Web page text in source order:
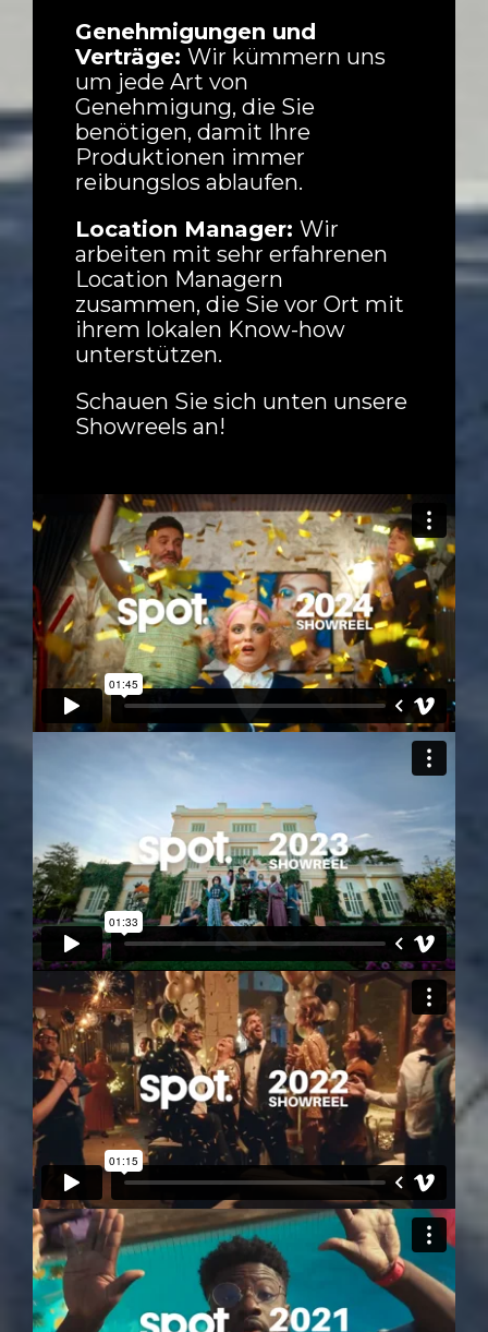
Genehmigungen und
Verträge: Wir kümmern uns
um jede Art von
Genehmigung, die Sie
benötigen, damit Ihre
Produktionen immer
reibungslos ablaufen.
Location Manager: Wir
arbeiten mit sehr erfahrenen
Location Managern
zusammen, die Sie vor Ort mit
ihrem lokalen Know-how
unterstützen.
Schauen Sie sich unten unsere
Showreels an!